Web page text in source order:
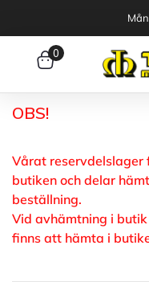
0
OBS!
Vårat reservdelslager
butiken och delar
beställning.
Vid avhämtning i
finns att hämta i